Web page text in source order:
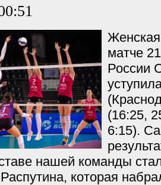
матче
России
(16:25,
6:15).
нашей команды
которая